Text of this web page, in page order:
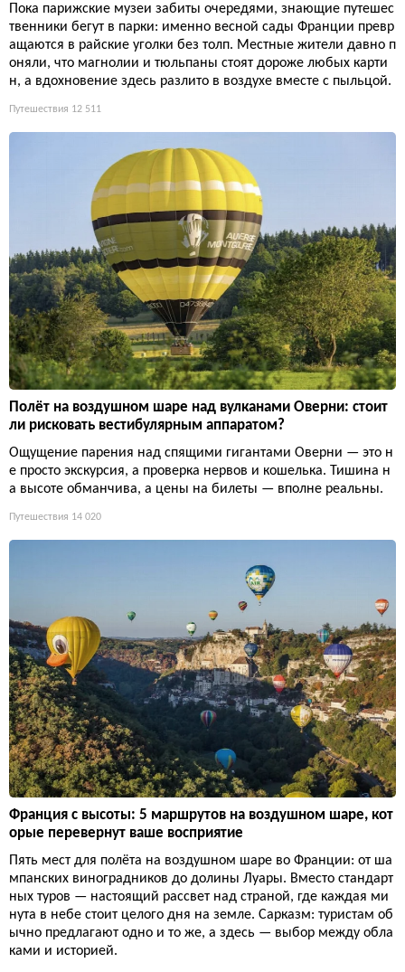
Пока парижские музеи забиты очередями, знающие путешес
твенники бегут в парки: именно весной сады Франции превр
ащаются в райские уголки без толп. Местные жители давно п
оняли, что магнолии и тюльпаны стоят дороже любых карти
н, а вдохновение здесь разлито в воздухе вместе с пыльцой.
Путешествия 12 511
Полёт на воздушном шаре над вулканами Оверни: стоит
ли рисковать вестибулярным аппаратом?
Ощущение парения над спящими гигантами Оверни — это н
е просто экскурсия, а проверка нервов и кошелька. Тишина н
а высоте обманчива, а цены на билеты — вполне реальны.
Путешествия 14 020
Франция с высоты: 5 маршрутов на воздушном шаре, кот
орые перевернут ваше восприятие
Пять мест для полёта на воздушном шаре во Франции: от ша
мпанских виноградников до долины Луары. Вместо стандарт
ных туров — настоящий рассвет над страной, где каждая ми
нута в небе стоит целого дня на земле. Сарказм: туристам об
ычно предлагают одно и то же, а здесь — выбор между обла
ками и историей.